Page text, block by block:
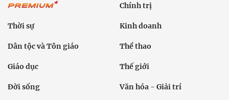
Chính trị
Thời sự Kinh doanh
Dân tộc và Tôn giáo Thể thao
Giáo dục Thế giới
Đời sống Văn hóa - Giải trí